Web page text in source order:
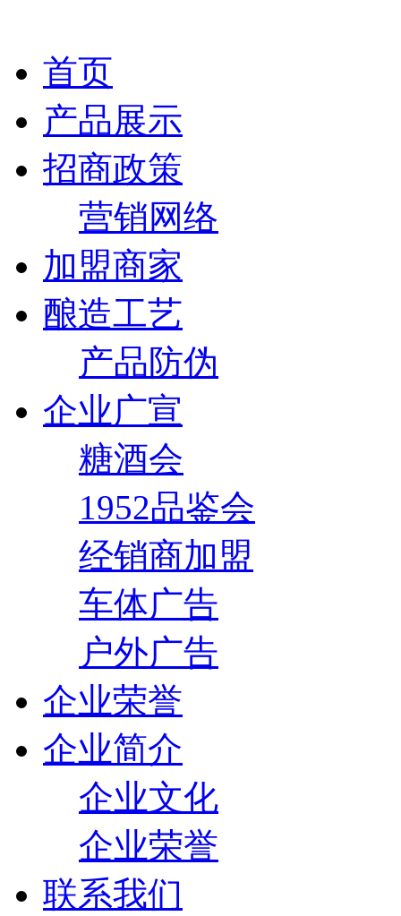
首页
产品展示
招商政策
营销网络
加盟商家
酿造工艺
产品防伪
企业广宣
糖酒会
1952品鉴会
经销商加盟
车体广告
户外广告
企业荣誉
企业简介
企业文化
企业荣誉
联系我们